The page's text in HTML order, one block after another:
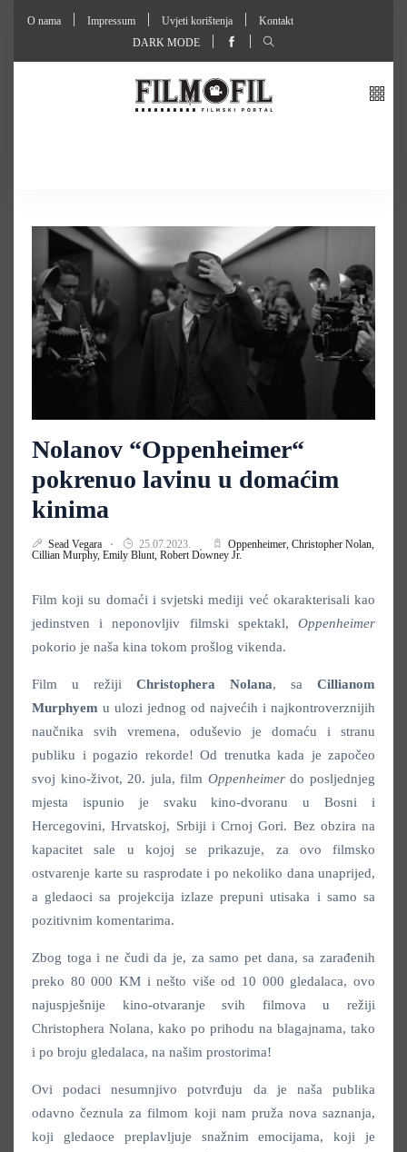
O nama Impressum Uvjeti korištenja
Kontakt
DARK MODE
Nolanov “Oppenheimer“
pokrenuo lavinu u domaćim
kinima
Sead Vegara 25.07.2023. Oppenheimer, Christopher Nolan,
Cillian Murphy, Emily Blunt, Robert Downey Jr.
Film koji su domaći i svjetski mediji već okarakterisali kao
jedinstven i neponovljiv filmski spektakl, Oppenheimer
pokorio je naša kina tokom prošlog vikenda.
Film u režiji Christophera Nolana, sa Cillianom
Murphyem u ulozi jednog od najvećih i najkontroverznijih
naučnika svih vremena, oduševio je domaću i stranu
publiku i pogazio rekorde! Od trenutka kada je započeo
svoj kino-život, 20. jula, film Oppenheimerdo posljednjeg
mjesta ispunio je svaku kino-dvoranu u Bosni i
Hercegovini, Hrvatskoj, Srbiji i Crnoj Gori. Bez obzira na
kapacitet sale u kojoj se prikazuje, za ovo filmsko
ostvarenje karte su rasprodate i po nekoliko dana unaprijed,
a gledaoci sa projekcija izlaze prepuni utisaka i samo sa
pozitivnim komentarima.
Zbog toga i ne čudi da je, za samo pet dana, sa zarađenih
preko 80 000 KM i nešto više od 10 000 gledalaca, ovo
najuspješnije kino-otvaranje svih filmova u režiji
Christophera Nolana, kako po prihodu na blagajnama, tako
i po broju gledalaca, na našim prostorima!
Ovi podaci nesumnjivo potvrđuju da je naša publika
odavno čeznula za filmom koji nam pruža nova saznanja,
koji gledaoce preplavljuje snažnim emocijama, koji je